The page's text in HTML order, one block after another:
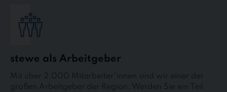
stewe als Arbeitgeber
Mit über 2.000 Mitarbeiter*innen sind wir einer der
großen Arbeitgeber der Region. Werden Sie ein Teil